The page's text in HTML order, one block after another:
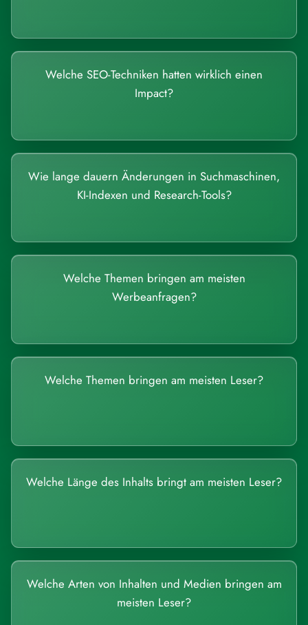
Welche SEO-Techniken hatten wirklich einen
Impact?
Wie lange dauern Änderungen in Suchmaschinen,
KI-Indexen und Research-Tools?
Welche Themen bringen am meisten
Werbeanfragen?
Welche Themen bringen am meisten Leser?
Welche Länge des Inhalts bringt am meisten Leser?
Welche Arten von Inhalten und Medien bringen am
meisten Leser?